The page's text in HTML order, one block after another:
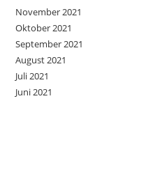
November 2021
Oktober 2021
September 2021
August 2021
Juli 2021
Juni 2021